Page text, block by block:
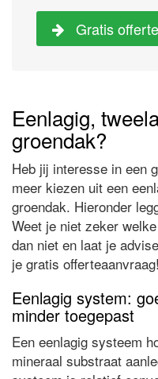
Gratis
Eenlagig,
groendak?
Heb jij interesse in een
meer kiezen uit een
groendak. Hieronder
Weet je niet zeker
dan niet en laat je
je gratis offerteaanvraag!
Eenlagig system:
minder toegepast
Een eenlagig systeem
mineraal substraat